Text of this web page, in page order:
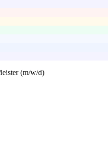
(m/w/d)